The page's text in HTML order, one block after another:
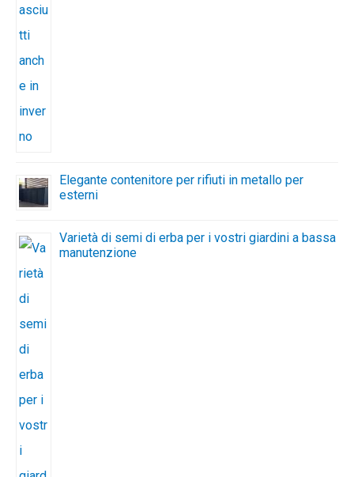
Elegante contenitore per rifiuti in metallo per
esterni
Varietà di semi di erba per i vostri giardini a bassa
manutenzione